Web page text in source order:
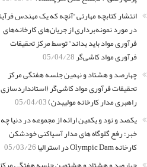
انتشار کتابچه مهارتی “آنچه که یک مهندس
در مورد نمونه‌برداری از جریان‌های کارخانه‌های
فرآوری مواد باید بداند” توسط مرکز تحقیقات
فرآوری مواد کاشی‌گر05/04/28
چهارصد و هشتاد و نهمین جلسه هفتگی مرکز
تحقیقات فرآوری مواد کاشی‌گر (استانداردسازی
راهبری مدار کارخانه مولیبدن)05/04/03
یکصد و نود و یکمین ارائه از مجموعه در دنیا چه
خبر: رفع گلوگاه های مدار آسیاکنی خودشکن
کارخانه Olympic Dam در استرالیا
05/03/26